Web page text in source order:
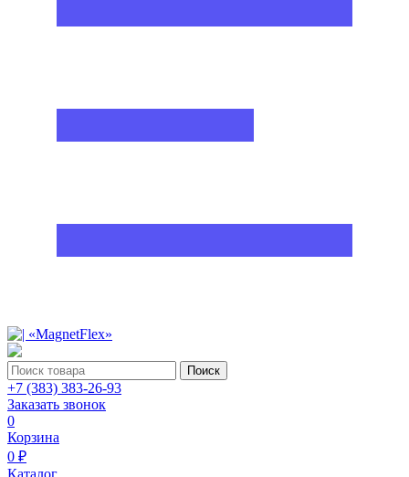
Поиск
+7 (383) 383-26-93
Заказать звонок
0
Корзина
0 ₽
Каталог